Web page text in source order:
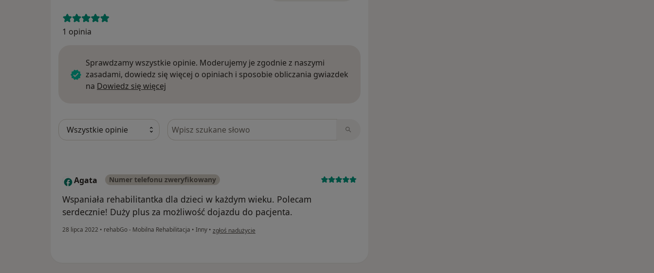
1 opinia
Sprawdzamy wszystkie opinie. Moderujemy je zgodnie z naszymi
zasadami, dowiedz się więcej o opiniach i sposobie obliczania gwiazdek
na Dowiedz się więcej
Szukaj w opiniach
A Agata Numer telefonu zweryfikowany
Wspaniała rehabilitantka dla dzieci w każdym wieku. Polecam
serdecznie! Duży plus za możliwość dojazdu do pacjenta.
28 lipca 2022 • rehabGo - Mobilna Rehabilitacja • Inny • w opinii użytkownika Agata
zgłoś nadużycie